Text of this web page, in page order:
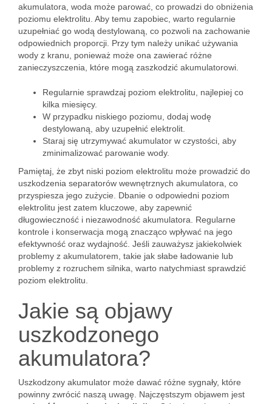
akumulatora, woda może parować, co prowadzi do obniżenia
poziomu elektrolitu. Aby temu zapobiec, warto regularnie
uzupełniać go wodą destylowaną, co pozwoli na zachowanie
odpowiednich proporcji. Przy tym należy unikać używania
wody z kranu, ponieważ może ona zawierać różne
zanieczyszczenia, które mogą zaszkodzić akumulatorowi.
Regularnie sprawdzaj poziom elektrolitu, najlepiej co
kilka miesięcy.
W przypadku niskiego poziomu, dodaj wodę
destylowaną, aby uzupełnić elektrolit.
Staraj się utrzymywać akumulator w czystości, aby
zminimalizować parowanie wody.
Pamiętaj, że zbyt niski poziom elektrolitu może prowadzić do
uszkodzenia separatorów wewnętrznych akumulatora, co
przyspiesza jego zużycie. Dbanie o odpowiedni poziom
elektrolitu jest zatem kluczowe, aby zapewnić
długowieczność i niezawodność akumulatora. Regularne
kontrole i konserwacja mogą znacząco wpływać na jego
efektywność oraz wydajność. Jeśli zauważysz jakiekolwiek
problemy z akumulatorem, takie jak słabe ładowanie lub
problemy z rozruchem silnika, warto natychmiast sprawdzić
poziom elektrolitu.
Jakie są objawy
uszkodzonego
akumulatora?
Uszkodzony akumulator może dawać różne sygnały, które
powinny zwrócić naszą uwagę. Najczęstszym objawem jest